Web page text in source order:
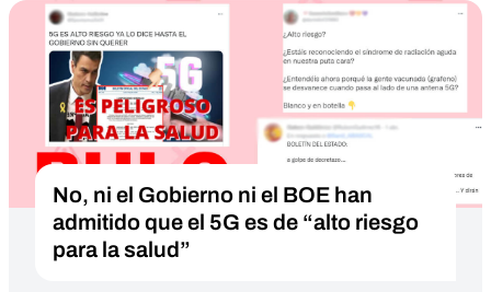
No, ni el Gobierno ni el BOE han
admitido que el 5G es de “alto riesgo
para la salud”